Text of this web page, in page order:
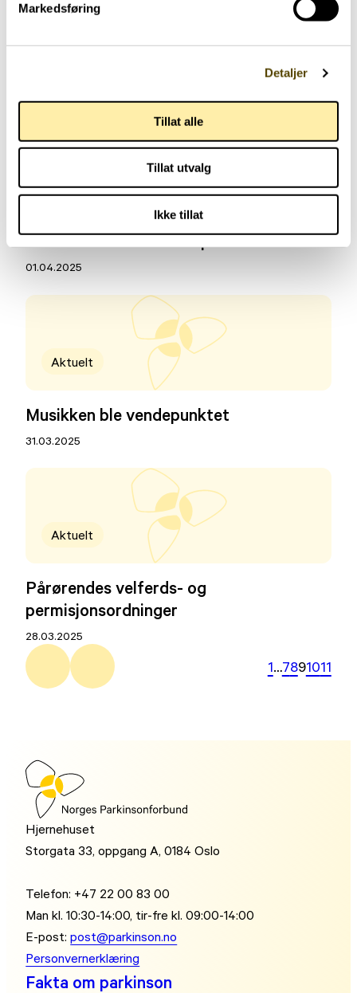
Markedsføring
Detaljer
Tillat alle
Tillat utvalg
Ikke tillat
spørreundersøkelse 2025
Aktuelt
Demensforsker mottar pris
01.04.2025
Aktuelt
Musikken ble vendepunktet
31.03.2025
Aktuelt
Pårørendes velferds- og
permisjonsordninger
28.03.2025
1…7891011
Hjernehuset
Storgata 33, oppgang A, 0184 Oslo
Telefon: +47 22 00 83 00
Man kl. 10:30-14:00, tir-fre kl. 09:00-14:00
E-post:post@parkinson.no
Personvernerklæring
Fakta om parkinson